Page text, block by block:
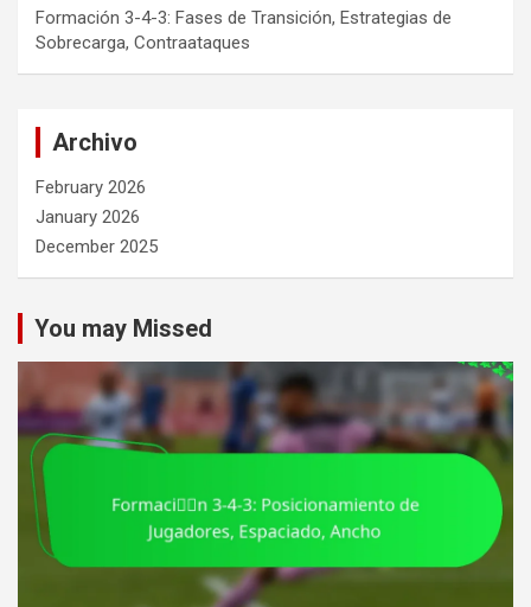
Formación 3-4-3: Fases de Transición, Estrategias de
Sobrecarga, Contraataques
Archivo
February 2026
January 2026
December 2025
You may Missed